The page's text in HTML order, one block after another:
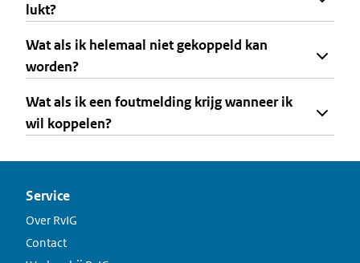
lukt?
Wat als ik helemaal niet gekoppeld kan
worden?
Wat als ik een foutmelding krijg wanneer ik
wil koppelen?
Service
Over RvIG
Contact